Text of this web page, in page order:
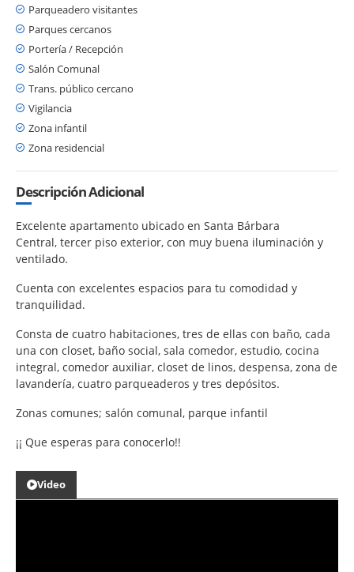
Parqueadero visitantes
Parques cercanos
Portería / Recepción
Salón Comunal
Trans. público cercano
Vigilancia
Zona infantil
Zona residencial
Descripción Adicional
Excelente apartamento ubicado en Santa Bárbara
Central, tercer piso exterior, con muy buena iluminación y
ventilado.
Cuenta con excelentes espacios para tu comodidad y
tranquilidad.
Consta de cuatro habitaciones, tres de ellas con baño, cada
una con closet, baño social, sala comedor, estudio, cocina
integral, comedor auxiliar, closet de linos, despensa, zona de
lavandería, cuatro parqueaderos y tres depósitos.
Zonas comunes; salón comunal, parque infantil
¡¡ Que esperas para conocerlo!!
Video